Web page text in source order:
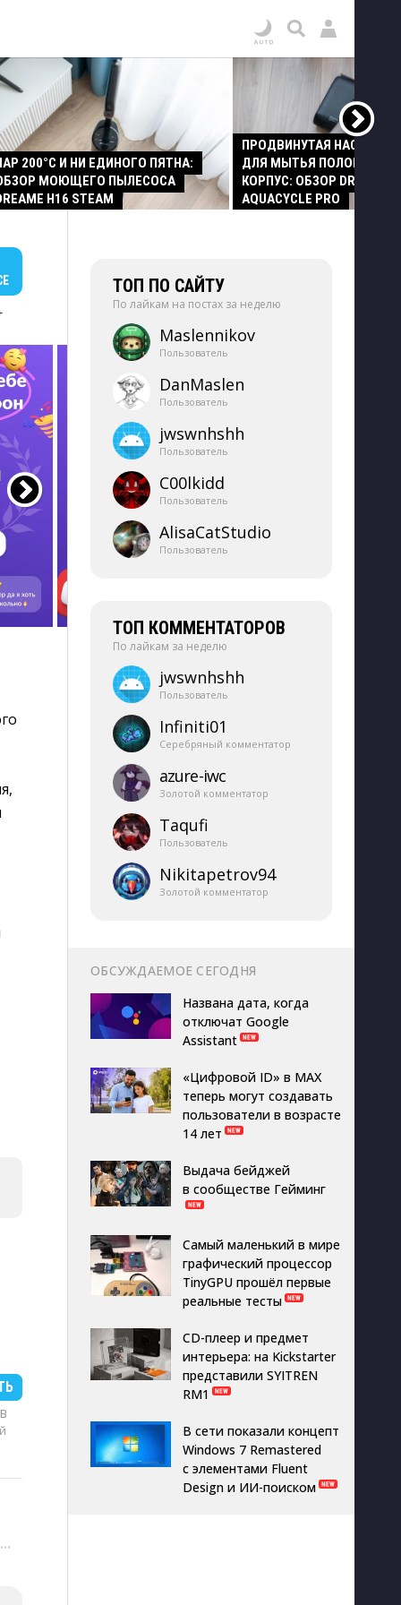
200°C И НИ ЕДИНОГО ПЯТНА:
МОЮЩЕГО ПЫЛЕСОСА
H16 STEAM
ПРОДВИНУТАЯ НАСАДКА
ДЛЯ МЫТЬЯ ПОЛОВ И
КОРПУС: ОБЗОР DREAME
AQUACYCLE PRO
···
ТОП ПО САЙТУ
По лайкам на постах за неделю
Maslennikov
Пользователь
DanMaslen
Пользователь
jwswnhshh
Пользователь
C00lkidd
Пользователь
AlisaCatStudio
Пользователь
ТОП КОММЕНТАТОРОВ
По лайкам за неделю
jwswnhshh
Пользователь
Infiniti01
Серебряный комментатор
azure-​iwc
Золотой комментатор
Taqufi
Пользователь
Nikitapetrov94
Золотой комментатор
ОБСУЖДАЕМОЕ СЕГОДНЯ
Названа дата, когда
отключат Google
Assistant
«Цифровой ID» в MAX
теперь могут создавать
пользователи в возрасте
14 лет
Выдача бейджей
в сообществе Гейминг
Самый маленький в мире
графический процессор
TinyGPU прошёл первые
реальные тесты
CD-плеер и предмет
интерьера: на Kickstarter
представили SYITREN
RM1
В сети показали концепт
Windows 7 Remastered
с элементами Fluent
Design и ИИ-поиском